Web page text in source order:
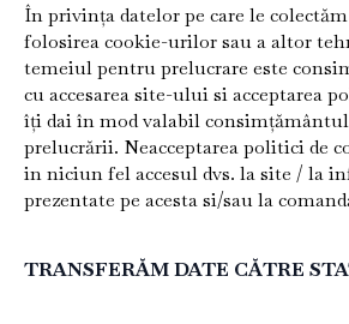
În privința datelor pe care le
folosirea cookie-urilor sau a altor
temeiul pentru prelucrare este
cu accesarea site-ului si acceptarea
îți dai în mod valabil
prelucrării. Neacceptarea politici de
in niciun fel accesul dvs. la site / la
prezentate pe acesta si/sau la
TRANSFERĂM DATE CĂTRE